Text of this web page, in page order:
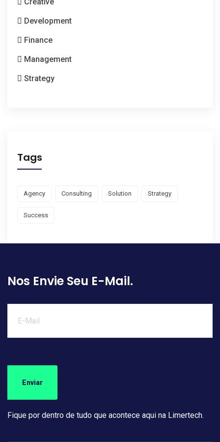
Development
Finance
Management
Strategy
Tags
Agency Consulting Solution Strategy
Success
Nos Envie Seu E-Mail.
Fique por dentro de tudo que acontece aqui na Limertech.